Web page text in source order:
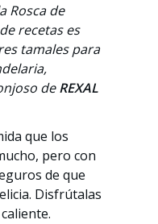
Rosca de
recetas es
tamales para
deREXAL
que los
pero con
de que
Disfrútalas